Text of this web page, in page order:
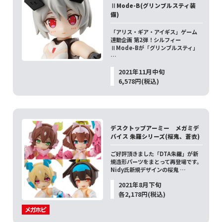
ⅡMode-B(グリンブルスティ装
備)
「アリス・ギア・アイギス」ゲーム
連動企画 第2弾！シルフィー
ⅡMode-Bが「グリンブルスティ」
…
2021年11月中旬
6,578円(税込)
デスクトップアーミー メガミデ
バイス 朱羅シリーズ(桜鬼、蒼衣)
ご好評頂きました「DTA朱羅」が新
規造形パーツをまとって再登場です。
Nidy氏新規デザインの桜鬼 …
2021年8月下旬
各2,178円(税込)